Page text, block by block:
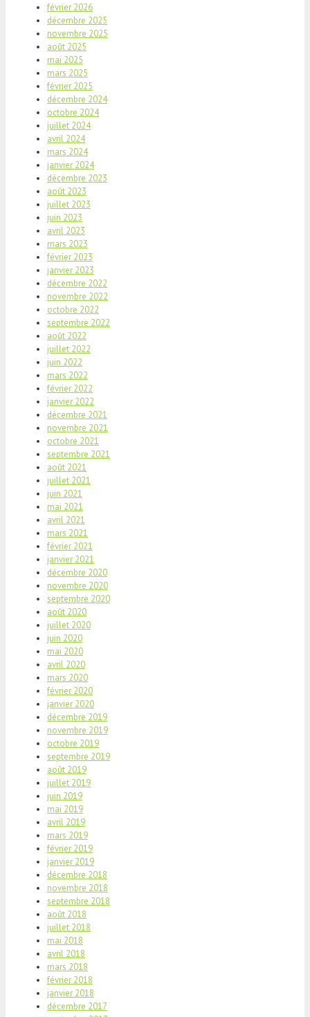
février 2026
décembre 2025
novembre 2025
août 2025
mai 2025
mars 2025
février 2025
décembre 2024
octobre 2024
juillet 2024
avril 2024
mars 2024
janvier 2024
décembre 2023
août 2023
juillet 2023
juin 2023
avril 2023
mars 2023
février 2023
janvier 2023
décembre 2022
novembre 2022
octobre 2022
septembre 2022
août 2022
juillet 2022
juin 2022
mars 2022
février 2022
janvier 2022
décembre 2021
novembre 2021
octobre 2021
septembre 2021
août 2021
juillet 2021
juin 2021
mai 2021
avril 2021
mars 2021
février 2021
janvier 2021
décembre 2020
novembre 2020
septembre 2020
août 2020
juillet 2020
juin 2020
mai 2020
avril 2020
mars 2020
février 2020
janvier 2020
décembre 2019
novembre 2019
octobre 2019
septembre 2019
août 2019
juillet 2019
juin 2019
mai 2019
avril 2019
mars 2019
février 2019
janvier 2019
décembre 2018
novembre 2018
septembre 2018
août 2018
juillet 2018
mai 2018
avril 2018
mars 2018
février 2018
janvier 2018
décembre 2017